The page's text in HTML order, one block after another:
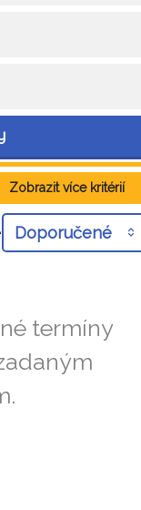
Zobrazit více kritérií
Doporučené
termíny